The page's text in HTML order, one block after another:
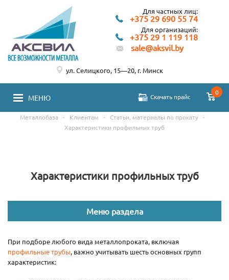
Для частных лиц:
+375 29 690 55 74
Для организаций:
+375 29 1 119 118
sale@aksvil.by
МЕНЮ Скачать прайс
0
ул. Селицкого, 15—20, г. Минск
Металлобаза - Клиентам - Статьи, материалы по прокату -
Характеристики профильных труб
Характеристики профильных труб
Меню раздела
При подборе любого вида металлопроката, включая
профильные трубы, важно учитывать шесть основных групп
характеристик: